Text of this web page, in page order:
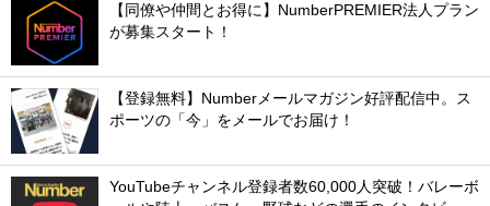
【同僚や仲間とお得に】NumberPREMIER法人プラン
が募集スタート！
【登録無料】Numberメールマガジン好評配信中。ス
ポーツの「今」をメールでお届け！
YouTubeチャンネル登録者数60,000人突破！バレーボ